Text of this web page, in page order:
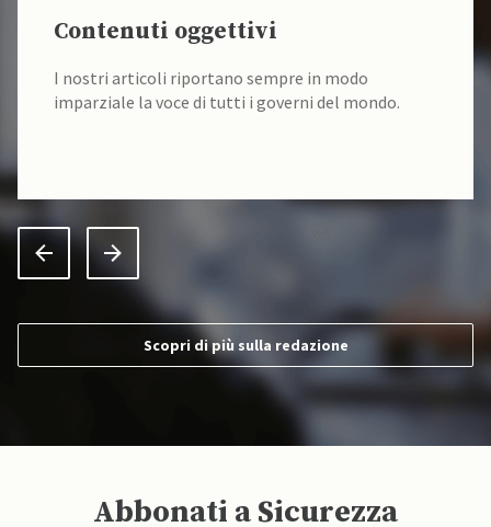
Contenuti oggettivi
I nostri articoli riportano sempre in modo
imparziale la voce di tutti i governi del mondo.
Scopri di più sulla redazione
Abbonati a Sicurezza